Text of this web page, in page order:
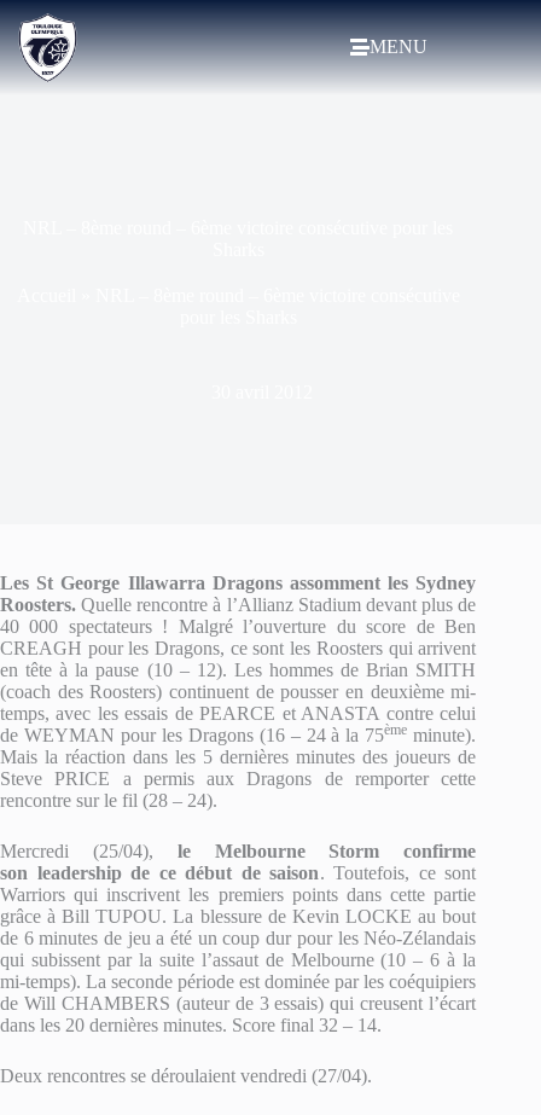
MENU
Les St George Illawarra Dragons assomment les Sydney
Roosters.Quelle rencontre à l’Allianz Stadium devant plus de
40 000 spectateurs ! Malgré l’ouverture du score de Ben
CREAGH pour les Dragons, ce sont les Roosters qui arrivent
en tête à la pause (10 – 12). Les hommes de Brian SMITH
(coach des Roosters) continuent de pousser en deuxième mi-
temps, avec les essais de PEARCE et ANASTA contre celui
de WEYMAN pour les Dragons (16 – 24 à la 75ème minute).
Mais la réaction dans les 5 dernières minutes des joueurs de
Steve PRICE a permis aux Dragons de remporter cette
rencontre sur le fil (28 – 24).
Mercredi (25/04), le Melbourne Storm confirme
son leadership de ce début de saison. Toutefois, ce sont
Warriors qui inscrivent les premiers points dans cette partie
grâce à Bill TUPOU. La blessure de Kevin LOCKE au bout
de 6 minutes de jeu a été un coup dur pour les Néo-Zélandais
qui subissent par la suite l’assaut de Melbourne (10 – 6 à la
mi-temps). La seconde période est dominée par les coéquipiers
de Will CHAMBERS (auteur de 3 essais) qui creusent l’écart
dans les 20 dernières minutes. Score final 32 – 14.
Deux rencontres se déroulaient vendredi (27/04).